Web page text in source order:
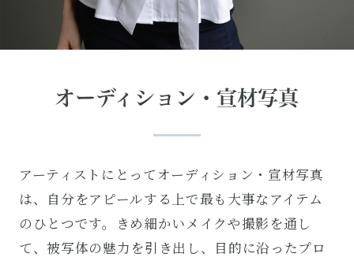
オーディション・宣材写真
アーティストにとってオーディション・宣材写真
は、自分をアピールする上で最も大事なアイテム
のひとつです。きめ細かいメイクや撮影を通し
て、被写体の魅力を引き出し、目的に沿ったプロ